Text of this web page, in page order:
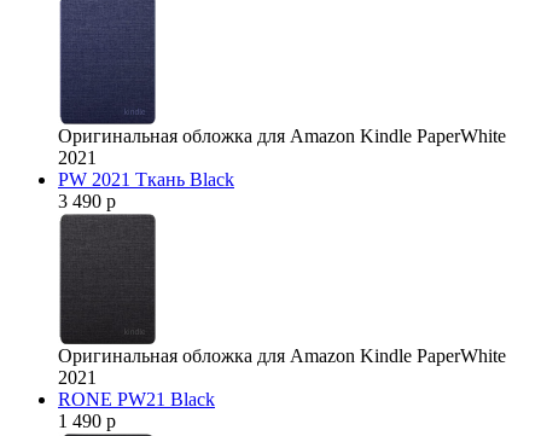
Оригинальная обложка для Amazon Kindle PaperWhite
2021
PW 2021 Ткань Black
3 490 р
Оригинальная обложка для Amazon Kindle PaperWhite
2021
RONE PW21 Black
1 490 р